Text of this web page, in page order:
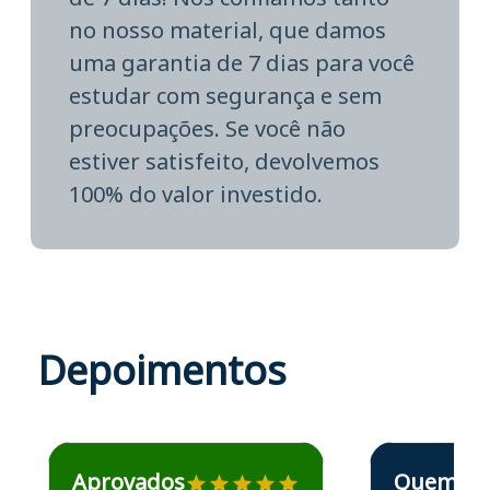
no nosso material, que damos
uma garantia de 7 dias para você
estudar com segurança e sem
preocupações. Se você não
estiver satisfeito, devolvemos
100% do valor investido.
Depoimentos
Estudante José recomenda o Aprova Concursos em
Aprovados
Estudante Elais
Quem